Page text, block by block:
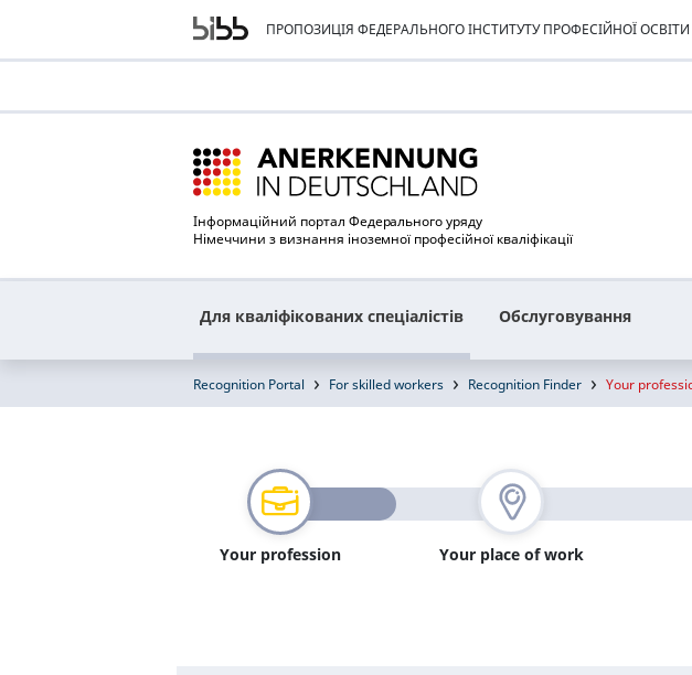
ПРОПОЗИЦІЯ ФЕДЕРАЛЬНОГО ІНСТИТУТУ ПРОФЕСІЙНОЇ ОСВІТИ
Інформаційний портал Федерального уряду
Німеччини з визнання іноземної професійної кваліфікації
Для кваліфікованих спеціалістів Обслуговування
Recognition Portal For skilled workers Recognition Finder Your
Your profession Your place of work